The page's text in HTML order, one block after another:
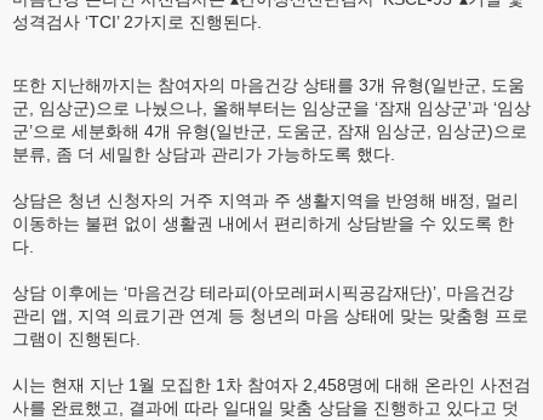
성격검사 ‘TCI’ 2가지로 진행된다.
또한 지난해까지는 참여자의 마음건강 상태를 3개 유형(일반군, 도움
군, 임상군)으로 나눴으나, 올해부터는 임상군을 ‘잠재 임상군’과 ‘임상
군’으로 세분화해 4개 유형(일반군, 도움군, 잠재 임상군, 임상군)으로
분류, 좀 더 세밀한 상담과 관리가 가능하도록 했다.
상담은 청년 신청자의 거주 지역과 주 생활지역을 반영해 배정, 멀리
이동하는 불편 없이 생활권 내에서 편리하게 상담받을 수 있도록 한
다.
상담 이후에는 ‘마음건강 테라피(아모레퍼시픽공감재단)’, 마음건강
관리 앱, 지역 의료기관 연계 등 청년의 마음 상태에 맞는 맞춤형 프로
그램이 진행된다.
시는 현재 지난 1월 모집한 1차 참여자 2,458명에 대해 온라인 사전검
사를 완료했고, 결과에 따라 일대일 맞춤 상담을 진행하고 있다고 덧